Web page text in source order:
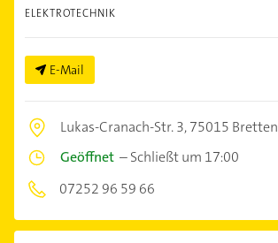
ELEKTROTECHNIK
E-Mail
Lukas-Cranach-Str. 3,75015 Bretten
Geöffnet –Schließt um 17:00
07252 96 59 66